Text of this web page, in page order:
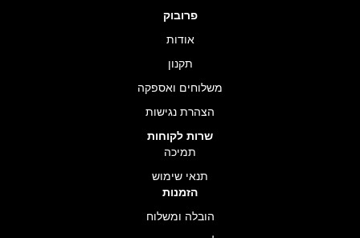
פרובוק
אודות
תקנון
משלוחים ואספקה
הצהרת נגישות
שרות לקוחות
תמיכה
תנאי שימוש
הזמנות
הובלה ומשלוח